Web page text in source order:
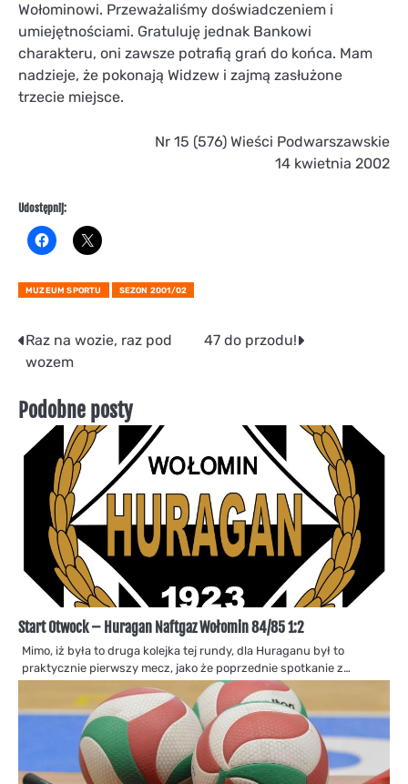
Wołominowi. Przeważaliśmy doświadczeniem i
umiejętnościami. Gratuluję jednak Bankowi
charakteru, oni zawsze potrafią grań do końca. Mam
nadzieje, że pokonają Widzew i zajmą zasłużone
trzecie miejsce.
Nr 15 (576) Wieści Podwarszawskie
14 kwietnia 2002
Udostępnij:
MUZEUM SPORTU SEZON 2001/02
Nawigacja
Raz na wozie, raz pod
wozem
47 do przodu!
Podobne posty
Start Otwock – Huragan Naftgaz Wołomin 84/85 1:2
Mimo, iż była to druga kolejka tej rundy, dla Huraganu był to
praktycznie pierwszy mecz, jako że poprzednie spotkanie z…